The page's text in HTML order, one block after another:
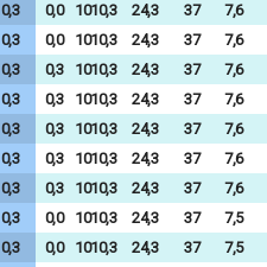
0,3 0,0 1010,3 24,3 37
7,6
0,3 0,0 1010,3 24,3 37
7,6
0,3 0,3 1010,3 24,3 37
7,6
0,3 0,3 1010,3 24,3 37
7,6
0,3 0,3 1010,3 24,3 37
7,6
0,3 0,3 1010,3 24,3 37
7,6
0,3 0,3 1010,3 24,3 37
7,6
0,3 0,0 1010,3 24,3 37
7,5
0,3 0,0 1010,3 24,3 37
7,5